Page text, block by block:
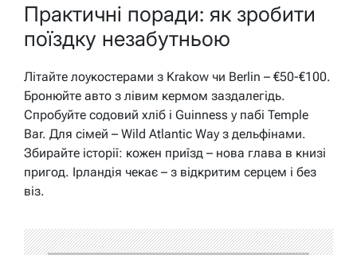
Практичні поради: як зробити
поїздку незабутньою
Літайте лоукостерами з Krakow чи Berlin – €50-€100.
Бронюйте авто з лівим кермом заздалегідь.
Спробуйте содовий хліб і Guinness у пабі Temple
Bar. Для сімей – Wild Atlantic Way з дельфінами.
Збирайте історії: кожен приїзд – нова глава в книзі
пригод. Ірландія чекає – з відкритим серцем і без
віз.